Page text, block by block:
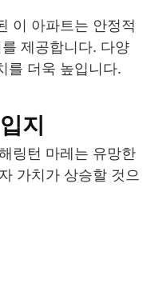
이 아파트는 안정적
제공합니다. 다양
를 더욱 높입니다.
지
링턴 마레는 유망한
가치가 상승할 것으